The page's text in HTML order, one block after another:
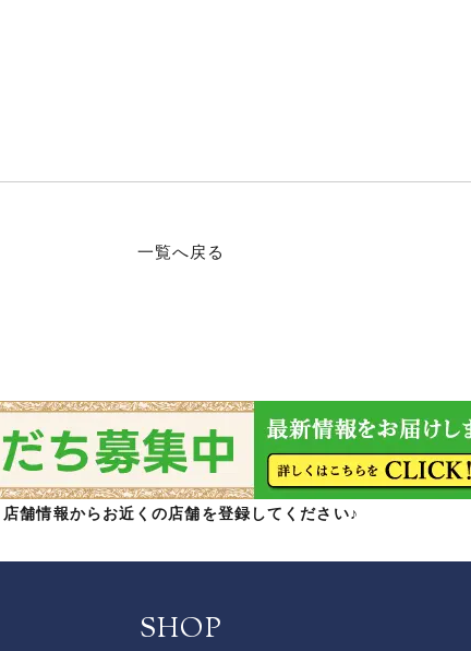
一覧へ戻る
店舗情報からお近くの店舗を登録してください♪
SHOP